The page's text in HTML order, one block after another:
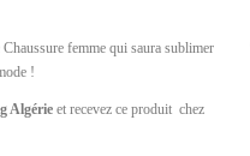
femme qui saura sublimer
!
Algérie et recevez ce produit chez